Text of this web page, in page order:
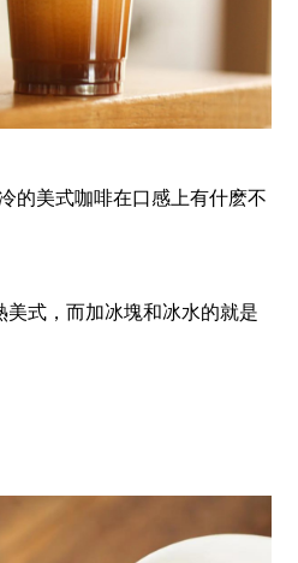
的美式咖啡在口感上有什麽不
式，而加冰塊和冰水的就是